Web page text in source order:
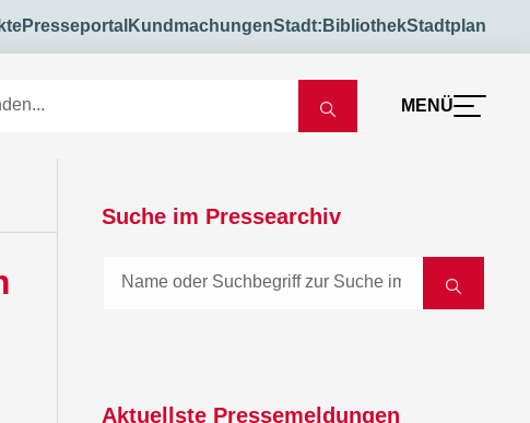
Presseportal KundmachungenStadt:BibliothekStadtplan
MENÜ
Suche im Pressearchiv
Aktuellste Pressemeldungen